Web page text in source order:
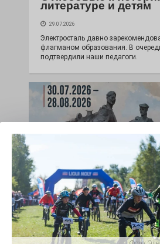
литературе и детям
29.07.2026
Электросталь давно
флагманом образования. В
подтвердили наши педагоги.
Чувство Родины —
всех
28.07.2026